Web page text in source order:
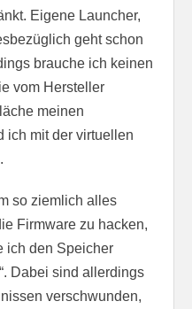
Eigene Launcher,
geht schon
brauche ich keinen
vom Hersteller
meinen
ich mit der virtuellen
so ziemlich alles
Firmware zu hacken,
ich den Speicher
Dabei sind allerdings
verschwunden,